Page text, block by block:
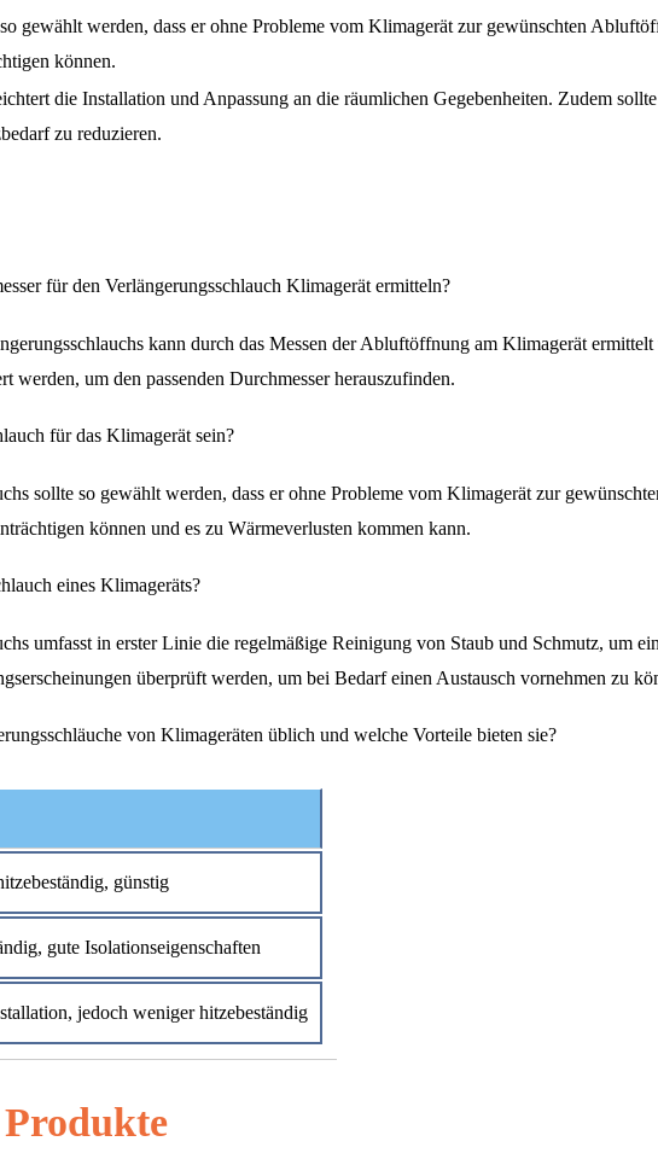
gewählt werden, dass er ohne Probleme vom Klimagerät zur gewünschten
können.
die Installation und Anpassung an die räumlichen Gegebenheiten. Zudem
zu reduzieren.
für den Verlängerungsschlauch Klimagerät ermitteln?
kann durch das Messen der Abluftöffnung am Klimagerät
werden, um den passenden Durchmesser herauszufinden.
für das Klimagerät sein?
sollte so gewählt werden, dass er ohne Probleme vom Klimagerät zur
können und es zu Wärmeverlusten kommen kann.
eines Klimageräts?
umfasst in erster Linie die regelmäßige Reinigung von Staub und Schmutz, um
überprüft werden, um bei Bedarf einen Austausch vornehmen zu
von Klimageräten üblich und welche Vorteile bieten sie?
günstig
gute Isolationseigenschaften
jedoch weniger hitzebeständig